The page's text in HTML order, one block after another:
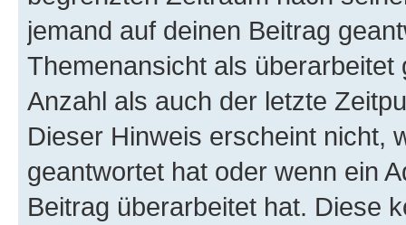
jemand auf deinen Beitrag
Themenansicht als
Anzahl als auch der letzte
Dieser Hinweis erscheint nicht,
geantwortet hat oder wenn ein
Beitrag überarbeitet hat. Diese